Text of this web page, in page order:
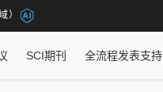
）
SCI期刊 全流程发表支持